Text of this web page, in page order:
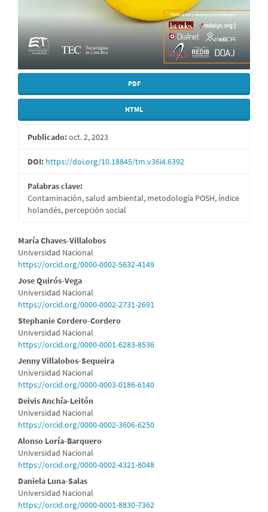
PDF
HTML
Publicado:oct. 2, 2023
DOI: https://doi.org/10.18845/tm.v36i4.6392
Palabras clave:
Contaminación, salud ambiental, metodología POSH, índice
holandés, percepción social
Contenido
principal
del
artículo
María Chaves-Villalobos
Universidad Nacional
https://orcid.org/0000-0002-5632-4149
Jose Quirós-Vega
Universidad Nacional
https://orcid.org/0000-0002-2731-2691
Stephanie Cordero-Cordero
Universidad Nacional
https://orcid.org/0000-0001-6283-8536
Jenny Villalobos-Sequeira
Universidad Nacional
https://orcid.org/0000-0003-0186-6140
Deivis Anchía-Leitón
Universidad Nacional
https://orcid.org/0000-0002-3606-6250
Alonso Loría-Barquero
Universidad Nacional
https://orcid.org/0000-0002-4321-8048
Daniela Luna-Salas
Universidad Nacional
https://orcid.org/0000-0001-8830-7362